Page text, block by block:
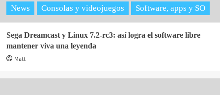
News Consolas y videojuegos Software, apps y SO
Sega Dreamcast y Linux 7.2-rc3: así logra el software libre
mantener viva una leyenda
Matt